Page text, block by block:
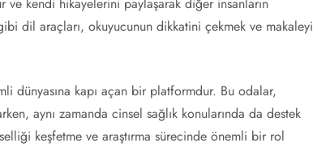
ve kendi hikayelerini paylaşarak diğer insanların
dil araçları, okuyucunun dikkatini çekmek ve makaleyi
dünyasına kapı açan bir platformdur. Bu odalar,
aynı zamanda cinsel sağlık konularında da destek
keşfetme ve araştırma sürecinde önemli bir rol